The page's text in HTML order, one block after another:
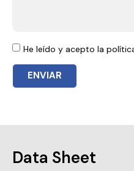
He leído y acepto la
ENVIAR
Data Sheet